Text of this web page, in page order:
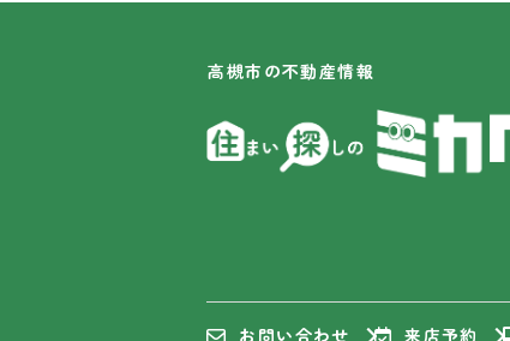
高槻市の不動産情報
お問い合わせ 来店予約